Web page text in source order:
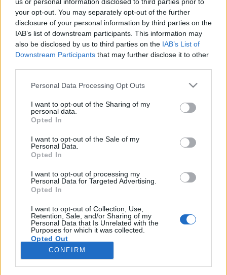
your opt-out. You may separately opt-out of the further
disclosure of your personal information by third parties on the
IAB’s list of downstream participants. This information may
also be disclosed by us to third parties on the IAB’s List of
Downstream Participants that may further disclose it to other
Please note that this website/app uses one or more Google
not limited to your visit or usage behaviour. You may click to
grant or deny consent to Google and its third-party tags to
use your data for below specified purposes in below Google
consent section.
Personal Data Processing Opt Outs
I want to opt-out of the Sharing of my
personal data.
Opted In
I want to opt-out of the Sale of my
Personal Data.
Opted In
I want to opt-out of processing my
Personal Data for Targeted Advertising.
Opted In
I want to opt-out of Collection, Use,
Retention, Sale, and/or Sharing of my
Personal Data that Is Unrelated with the
Purposes for which it was collected.
Opted Out
Google consents
CONFIRM
szinhazhu•2003. március 12.
Mostanában is az örök érvényű emberi drámák
foglalkoztatják Garas Dezsőt Budapest (ballos
Zsuzsa) - A tévénézőknek hatalmas szerencséjük van:
alighanem még azok is ismerik az egyik legnagyobb
magyar színész, Garas Dezső arcát, szerteágazó
látták…
Két fiatalember a három nõvér
szinhazhu•2003. március 12.
Nemcsak a három nővért, hanem a Csehov-színmű
többi szereplőjét is két fiatalember játszsza: Hernádi
létrehozói is, mármint ami az ügy művészi részét
illeti. Rajtuk kívül részese a produkciónak a Szkéné
Színház, a Soros Alapítvány, a Fővárosi…